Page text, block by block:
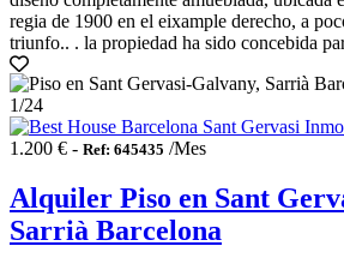
regia de 1900 en el eixample derecho, a
triunfo.. . la propiedad ha sido concebida
1/24
1.200 € - Ref: 645435 /Mes
Alquiler Piso en Sant
Sarrià Barcelona